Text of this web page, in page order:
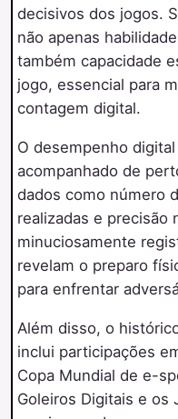
decisivos dos jogos.
não apenas
também capacidade
jogo, essencial para
contagem digital.
O desempenho
acompanhado de
dados como número
realizadas e precisão
minuciosamente
revelam o preparo
para enfrentar
Além disso, o
inclui participações
Copa Mundial de e-
Goleiros Digitais e os